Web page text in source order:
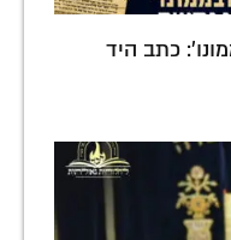
כתב היד